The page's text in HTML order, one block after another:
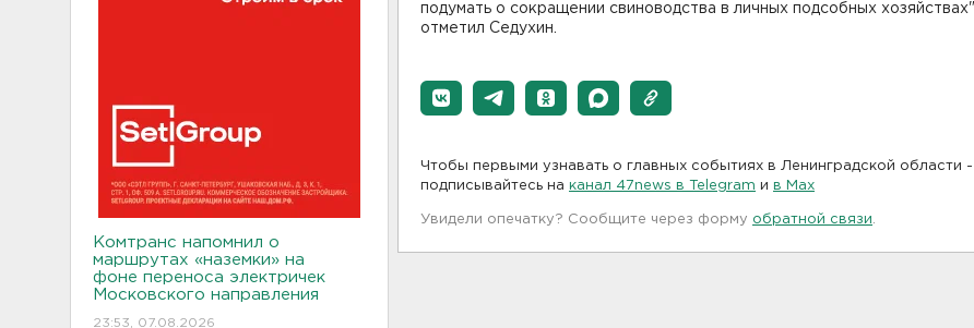
Комтранс напомнил о
маршрутах «наземки» на
фоне переноса электричек
Московского направления
23:53, 07.08.2026
подумать о сокращении свиноводства в личных подсобных
отметил Седухин.
Чтобы первыми узнавать о главных событиях в Ленинградской области -
подписывайтесь на канал 47news в Telegram и в Maх
Увидели опечатку? Сообщите через форму обратной связи